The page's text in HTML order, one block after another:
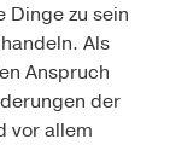
Dinge zu sein
Als
Anspruch
der
vor allem